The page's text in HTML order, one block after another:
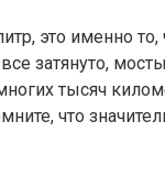
это именно
затянуто,
тысяч
что